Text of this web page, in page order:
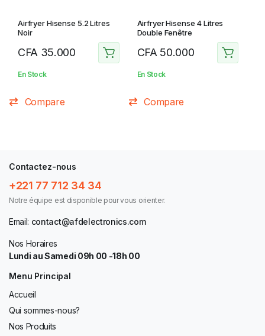
Airfryer Hisense 5.2 Litres
Noir
CFA 35.000
En Stock
Compare
Airfryer Hisense 4 Litres
Double Fenêtre
CFA50.000
En Stock
Compare
Contactez-nous
+221 77 712 34 34
Notre équipe est disponible pour vous orienter.
Email: contact@afdelectronics.com
Nos Horaires
Lundi au Samedi 09h 00 -18h 00
Menu Principal
Accueil
Qui sommes-nous?
Nos Produits